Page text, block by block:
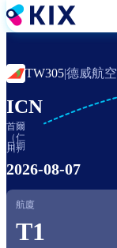
移
至
內
容
TW305|德威航空
ICN
首爾
（仁
川）
日期
2026-08-07
航廈
T1